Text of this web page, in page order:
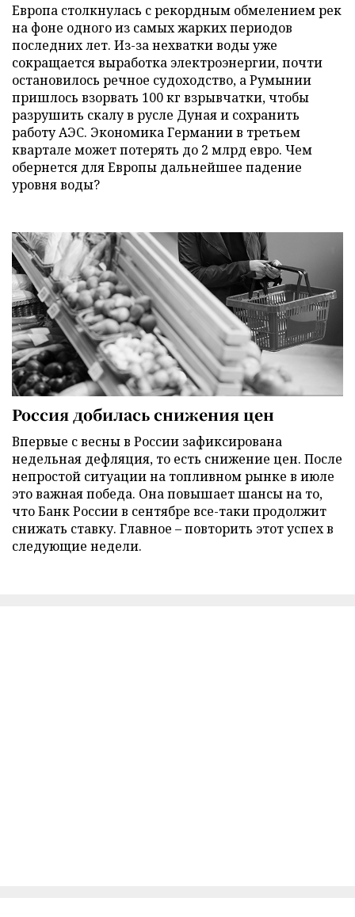
Европа столкнулась с рекордным обмелением рек
на фоне одного из самых жарких периодов
последних лет. Из-за нехватки воды уже
сокращается выработка электроэнергии, почти
остановилось речное судоходство, а Румынии
пришлось взорвать 100 кг взрывчатки, чтобы
разрушить скалу в русле Дуная и сохранить
работу АЭС. Экономика Германии в третьем
квартале может потерять до 2 млрд евро. Чем
обернется для Европы дальнейшее падение
уровня воды?
Россия добилась снижения цен
Впервые с весны в России зафиксирована
недельная дефляция, то есть снижение цен. После
непростой ситуации на топливном рынке в июле
это важная победа. Она повышает шансы на то,
что Банк России в сентябре все-таки продолжит
снижать ставку. Главное – повторить этот успех в
следующие недели.